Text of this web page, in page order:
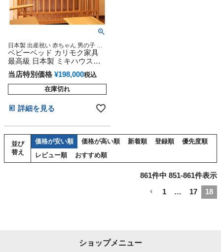
日本製 出産祝い 赤ちゃん 男の子 女
の子 mikihouse
ベビーベッド カリモク家具
最高級 日本製 ミキハウス
mikihouse
当店特別価格 ¥198,000税込
在庫切れ
詳細を見る
並び
替え
価格が安い順 価格が高い順 新着順 登録順
優先度順
レビュー順
おすすめ順
861件中 851-861件表示
1 … 17 18
ショップメニュー